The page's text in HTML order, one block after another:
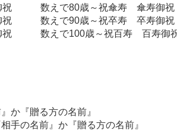
祝 数えで80歳～祝傘寿 傘寿御祝
祝 数えで90歳～祝卒寿 卒寿御祝
祝 数えで100歳～祝百寿 百寿御
『贈る方の名前』
の名前』か『贈る方の名前』